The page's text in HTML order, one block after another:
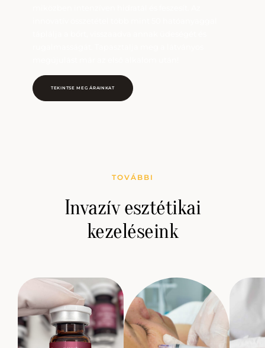
TEKINTSE MEG ÁRAINKAT
Invazív esztétikai
kezeléseink
TOVÁBBI